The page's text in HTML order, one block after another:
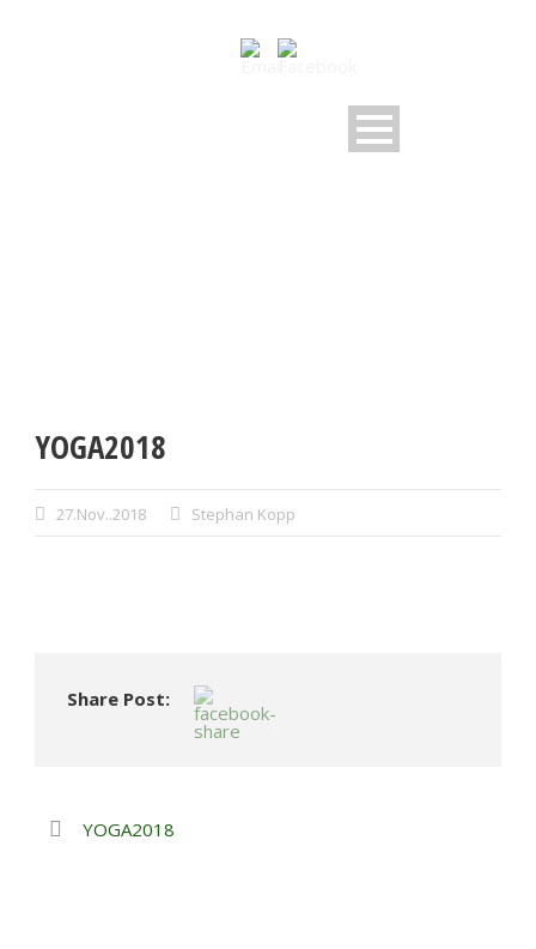
YOGA2018
27.Nov..2018 Stephan Kopp
Share Post:
YOGA2018